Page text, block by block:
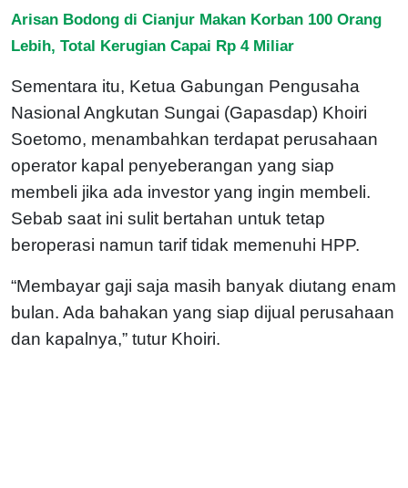
Arisan Bodong di Cianjur Makan Korban 100 Orang
Lebih, Total Kerugian Capai Rp 4 Miliar
Sementara itu, Ketua Gabungan Pengusaha
Nasional Angkutan Sungai (Gapasdap) Khoiri
Soetomo, menambahkan terdapat perusahaan
operator kapal penyeberangan yang siap
membeli jika ada investor yang ingin membeli.
Sebab saat ini sulit bertahan untuk tetap
beroperasi namun tarif tidak memenuhi HPP.
“Membayar gaji saja masih banyak diutang enam
bulan. Ada bahakan yang siap dijual perusahaan
dan kapalnya,” tutur Khoiri.